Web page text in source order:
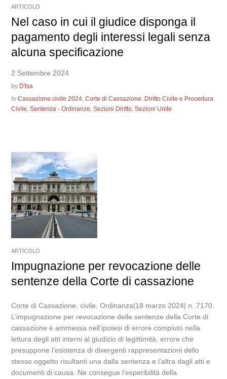
ARTICOLO
Nel caso in cui il giudice disponga il
pagamento degli interessi legali senza
alcuna specificazione
2 Settembre 2024
by D'Isa
InCassazione civile 2024,Corte di Cassazione, Diritto Civile e Procedura
Civile,Sentenze - Ordinanze,Sezioni Diritto,Sezioni Unite
ARTICOLO
Impugnazione per revocazione delle
sentenze della Corte di cassazione
Corte di Cassazione, civile, Ordinanza|18 marzo 2024| n. 7170.
L’impugnazione per revocazione delle sentenze della Corte di
cassazione è ammessa nell’ipotesi di errore compiuto nella
lettura degli atti interni al giudizio di legittimità, errore che
presuppone l’esistenza di divergenti rappresentazioni dello
stesso oggetto risultanti una dalla sentenza e l’altra dagli atti e
documenti di causa. Ne consegue l’esperibilità della